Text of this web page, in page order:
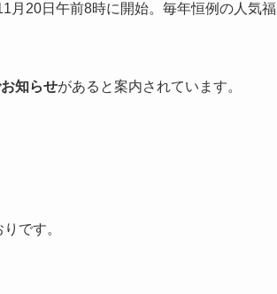
月20日午前8時に開始。毎年恒例の人気福
知らせがあると案内されています。
です。